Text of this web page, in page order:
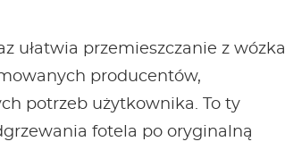
ułatwia przemieszczanie z wózka
producentów,
potrzeb użytkownika. To ty
fotela po oryginalną